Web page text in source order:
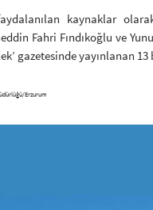
kaynaklar
Fahri Fındıkoğlu ve
gazetesinde yayınlanan
Erzurum